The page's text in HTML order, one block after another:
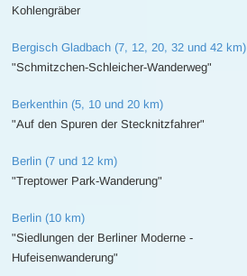
Kohlengräber
Bergisch Gladbach (7, 12, 20, 32 und 42 km)
"Schmitzchen-Schleicher-Wanderweg"
Berkenthin (5, 10 und 20 km)
"Auf den Spuren der Stecknitzfahrer"
Berlin (7 und 12 km)
"Treptower Park-Wanderung"
Berlin (10 km)
"Siedlungen der Berliner Moderne -
Hufeisenwanderung"